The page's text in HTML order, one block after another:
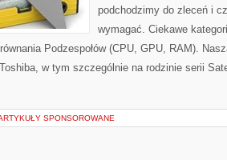
podchodzimy do zleceń i
wymagać. Ciekawe
Podzespołów (CPU, GPU, RAM).
w tym szczególnie na rodzinie serii
SPONSOROWANE